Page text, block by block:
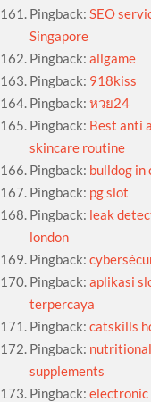
Pingback:SEO
Singapore
Pingback:allgame
Pingback: 918kiss
Pingback:หวย24
Pingback: Best anti
skincare routine
Pingback: bulldog in
Pingback: pg slot
Pingback: leak
london
Pingback:
Pingback:aplikasi
terpercaya
Pingback:catskills
Pingback: nutritional
supplements
Pingback:electronic